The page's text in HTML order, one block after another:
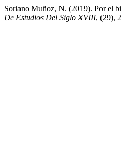
Soriano Muñoz, N. (2019). Por el
De Estudios Del Siglo XVIII, (29),